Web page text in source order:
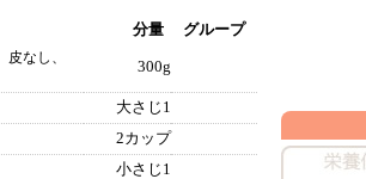
分量 グループ
皮なし、
300g
大さじ1
2カップ
小さじ1